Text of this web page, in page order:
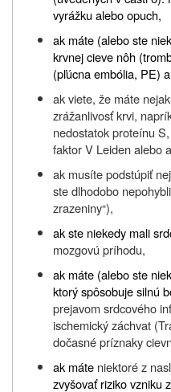
vyrážku alebo opuch,
ak máte (alebo ste
krvnej cieve nôh
(pľúcna embólia, PE)
ak viete, že máte
zrážanlivosť krvi,
nedostatok proteínu
faktor V Leiden alebo
ak musíte podstúpiť
ste dlhodobo
zrazeniny“),
ak ste niekedy mali
mozgovú príhodu,
ak máte (alebo ste
ktorý spôsobuje silnú
prejavom srdcového
ischemický záchvat
dočasné príznaky
ak máte niektoré z
zvyšovať riziko vzniku